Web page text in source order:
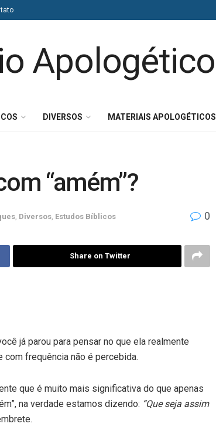
DIVERSOS MATERIAIS APOLOGÉTICOS
“amém”?
Diversos Estudos Bíblicos 0
Share on Twitter
já parou para pensar no que ela realmente
com frequência não é percebida.
que é muito mais significativa do que apenas
na verdade estamos dizendo: “Que seja assim